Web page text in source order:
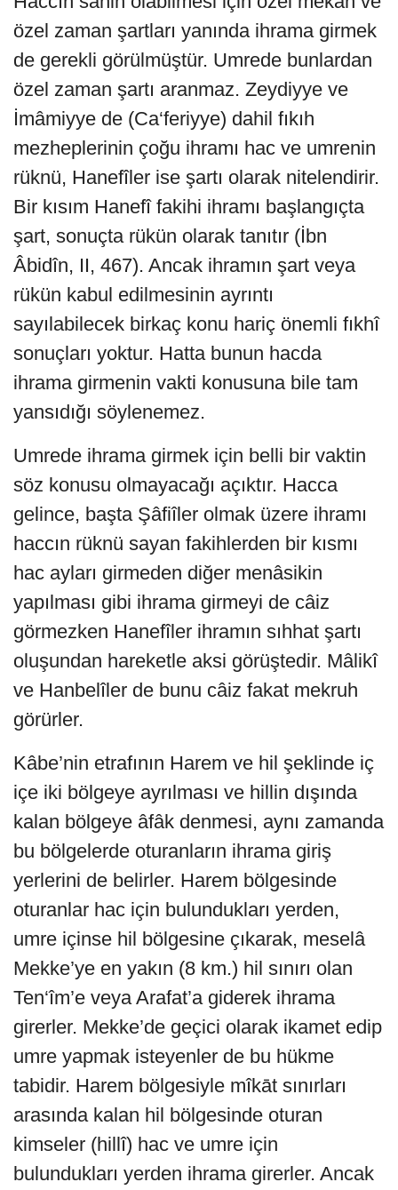
özel zaman şartları yanında ihrama girmek
de gerekli görülmüştür. Umrede bunlardan
özel zaman şartı aranmaz. Zeydiyye ve
İmâmiyye de (Ca‘feriyye) dahil fıkıh
mezheplerinin çoğu ihramı hac ve umrenin
rüknü, Hanefîler ise şartı olarak nitelendirir.
Bir kısım Hanefî fakihi ihramı başlangıçta
şart, sonuçta rükün olarak tanıtır (İbn
Âbidîn, II, 467). Ancak ihramın şart veya
rükün kabul edilmesinin ayrıntı
sayılabilecek birkaç konu hariç önemli fıkhî
sonuçları yoktur. Hatta bunun hacda
ihrama girmenin vakti konusuna bile tam
yansıdığı söylenemez.
Umrede ihrama girmek için belli bir vaktin
söz konusu olmayacağı açıktır. Hacca
gelince, başta Şâfiîler olmak üzere ihramı
haccın rüknü sayan fakihlerden bir kısmı
hac ayları girmeden diğer menâsikin
yapılması gibi ihrama girmeyi de câiz
görmezken Hanefîler ihramın sıhhat şartı
oluşundan hareketle aksi görüştedir. Mâlikî
ve Hanbelîler de bunu câiz fakat mekruh
görürler.
Kâbe’nin etrafının Harem ve hil şeklinde iç
içe iki bölgeye ayrılması ve hillin dışında
kalan bölgeye âfâk denmesi, aynı zamanda
bu bölgelerde oturanların ihrama giriş
yerlerini de belirler. Harem bölgesinde
oturanlar hac için bulundukları yerden,
umre içinse hil bölgesine çıkarak, meselâ
Mekke’ye en yakın (8 km.) hil sınırı olan
Ten‘îm’e veya Arafat’a giderek ihrama
girerler. Mekke’de geçici olarak ikamet edip
umre yapmak isteyenler de bu hükme
tabidir. Harem bölgesiyle mîkāt sınırları
arasında kalan hil bölgesinde oturan
kimseler (hillî) hac ve umre için
bulundukları yerden ihrama girerler. Ancak